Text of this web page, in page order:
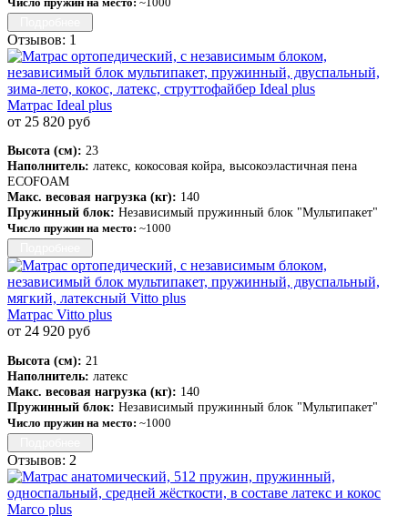
Отзывов: 1
Матрас Ideal plus
от 25 820 руб
Высота (см): 23
Наполнитель: латекс, кокосовая койра, высокоэластичная пена
ECOFOAM
Макс. весовая нагрузка (кг): 140
Пружинный блок: Независимый пружинный блок "Мультипакет"
Число пружин на место: ~1000
Матрас Vitto plus
от 24 920 руб
Высота (см): 21
Наполнитель: латекс
Макс. весовая нагрузка (кг): 140
Пружинный блок: Независимый пружинный блок "Мультипакет"
Число пружин на место: ~1000
Отзывов: 2